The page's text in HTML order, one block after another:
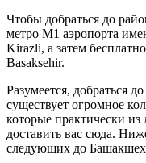
Чтобы добраться до
метро M1 аэропорта
Kirazli, а затем
Basaksehir.
Разумеется, добраться
существует огромное
которые практически
доставить вас сюда.
следующих до